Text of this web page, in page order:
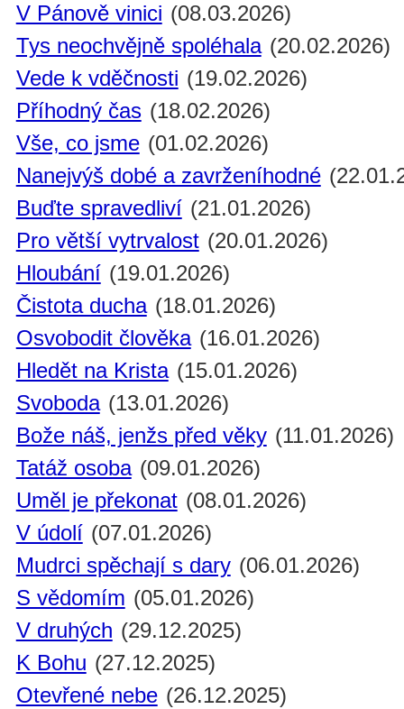
V Pánově vinici (08.03.2026)
Tys neochvějně spoléhala (20.02.2026)
Vede k vděčnosti (19.02.2026)
Příhodný čas (18.02.2026)
Vše, co jsme (01.02.2026)
Nanejvýš dobé a zavrženíhodné
Buďte spravedliví (21.01.2026)
Pro větší vytrvalost (20.01.2026)
Hloubání (19.01.2026)
Čistota ducha (18.01.2026)
Osvobodit člověka (16.01.2026)
Hledět na Krista (15.01.2026)
Svoboda (13.01.2026)
Bože náš, jenžs před věky (11.01.2026)
Tatáž osoba (09.01.2026)
Uměl je překonat (08.01.2026)
V údolí (07.01.2026)
Mudrci spěchají s dary (06.01.2026)
S vědomím (05.01.2026)
V druhých (29.12.2025)
K Bohu (27.12.2025)
Otevřené nebe (26.12.2025)